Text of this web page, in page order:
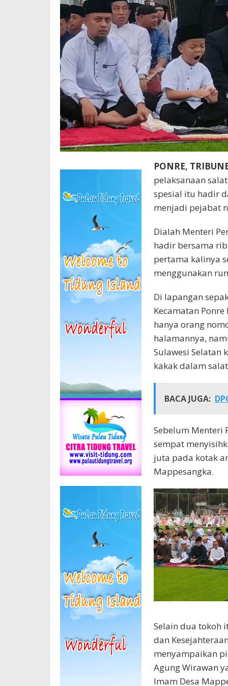
PONRE,
pelaksanaan
spesial itu hadir
menjadi pejabat
Dialah Menteri
hadir bersama
pertama kalinya
menggunakan
Di lapangan
Kecamatan
hanya orang
halamannya,
Sulawesi Selatan
kakak dalam
BACA JUGA:
Sebelum Menteri
sempat
juta pada kotak
Mappesangka.
Selain dua tokoh
dan
menyampaikan
Agung Wirawan
Imam Desa